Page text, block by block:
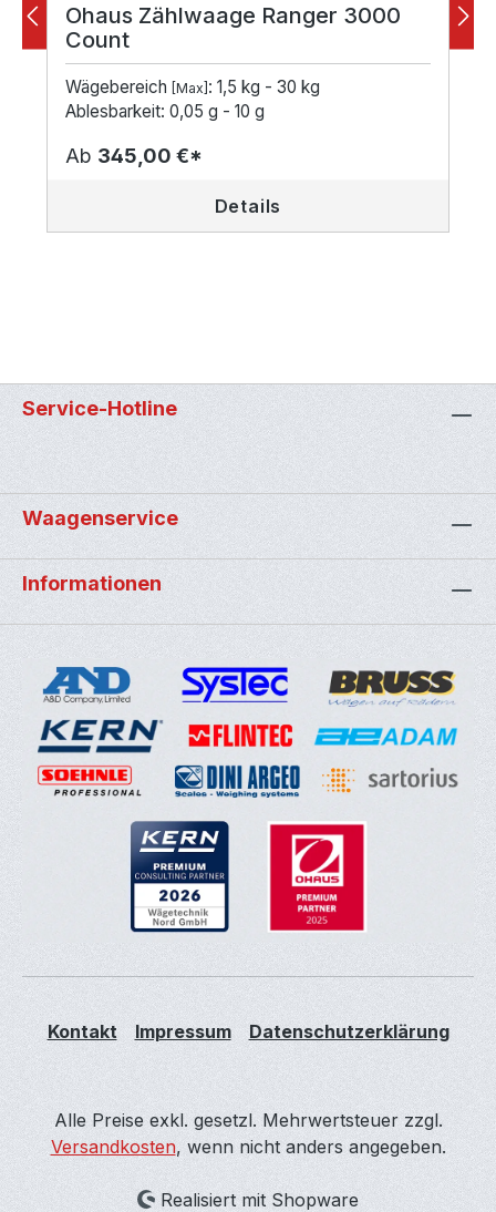
Ohaus Zählwaage Ranger 3000
Count
Wägebereich [Max] : 1,5 kg - 30 kg
Ablesbarkeit: 0,05 g - 10 g
Ab 345,00 €*
Details
Service-Hotline
Waagenservice
Informationen
Kontakt Impressum Datenschutzerklärung
Alle Preise exkl. gesetzl. Mehrwertsteuer zzgl.
Versandkosten, wenn nicht anders angegeben.
Realisiert mit Shopware